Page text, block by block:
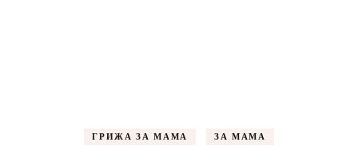
ГРИЖА ЗА МАМА ЗА МАМА